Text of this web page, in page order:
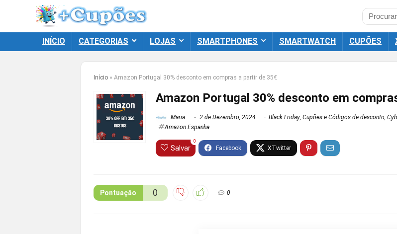
INÍCIO CATEGORIAS LOJAS SMARTPHONES SMARTWATCH CUPÕES
Início » Amazon Portugal 30% desconto em compras a partir de 35€
Amazon Portugal 30% desconto em
Maria 2 de Dezembro, 2024 Black Friday, Cupões e Códigos de desconto,
Amazon Espanha
Salvar
0
Pontuação 0 0